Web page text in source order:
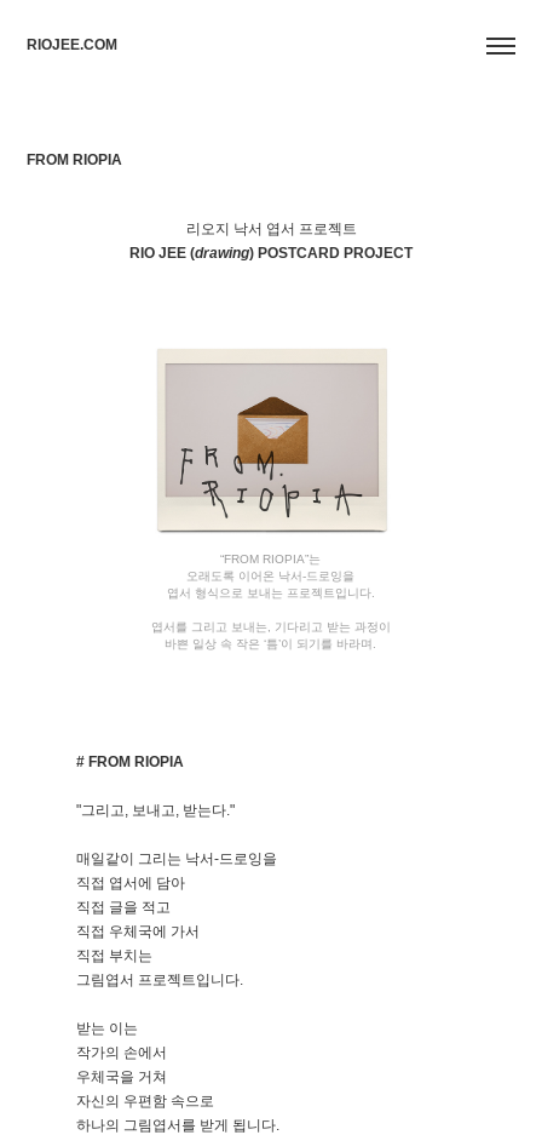
RIOJEE.COM
FROM RIOPIA
리오지 낙서 엽서 프로젝트
RIO JEE (drawing) POSTCARD PROJECT
“FROM RIOPIA”는
오래도록 이어온 낙서-드로잉을
엽서 형식으로 보내는 프로젝트입니다.
엽서를 그리고 보내는, 기다리고 받는 과정이
바쁜 일상 속 작은 ‘틈’이 되기를 바라며.
# FROM RIOPIA
"그리고, 보내고, 받는다."
매일같이 그리는 낙서-드로잉을
직접 엽서에 담아
직접 글을 적고
직접 우체국에 가서
직접 부치는
그림엽서 프로젝트입니다.
받는 이는
작가의 손에서
우체국을 거쳐
자신의 우편함 속으로
하나의 그림엽서를 받게 됩니다.